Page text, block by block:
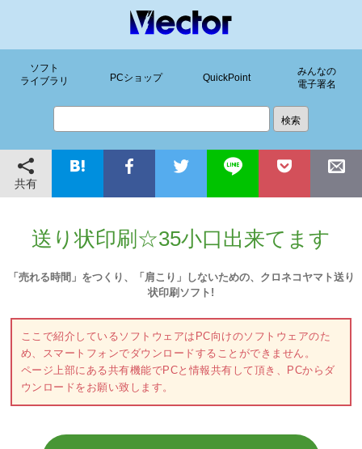
ソフト
ライブラリ
PCショップ QuickPoint
みんなの
電子署名
共有
送り状印刷☆35小口出来てます
「売れる時間」をつくり、「肩こり」しないための、クロネコヤマト送り
状印刷ソフト!
ここで紹介しているソフトウェアはPC向けのソフトウェアのた
め、スマートフォンでダウンロードすることができません。
ページ上部にある共有機能でPCと情報共有して頂き、PCからダ
ウンロードをお願い致します。